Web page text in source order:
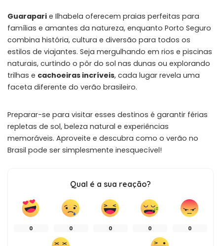
Guarapari e Ilhabela oferecem praias perfeitas para
famílias e amantes da natureza, enquanto Porto Seguro
combina história, cultura e diversão para todos os
estilos de viajantes. Seja mergulhando em rios e piscinas
naturais, curtindo o pôr do sol nas dunas ou explorando
trilhas e cachoeiras incríveis, cada lugar revela uma
faceta diferente do verão brasileiro.
Preparar-se para visitar esses destinos é garantir férias
repletas de sol, beleza natural e experiências
memoráveis. Aproveite e descubra como o verão no
Brasil pode ser simplesmente inesquecível!
Qual é a sua reação?
0 0 0 0 0